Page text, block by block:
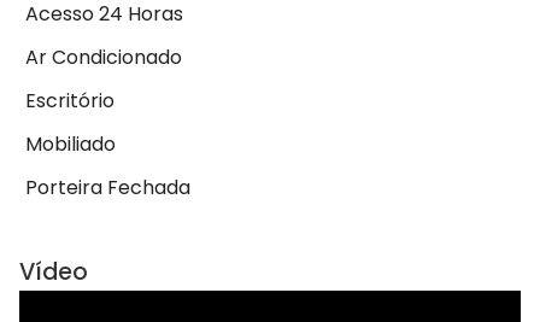
Acesso 24 Horas
Ar Condicionado
Escritório
Mobiliado
Porteira Fechada
Vídeo